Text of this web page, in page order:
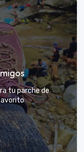
con sus
rodeados de
tu parche de